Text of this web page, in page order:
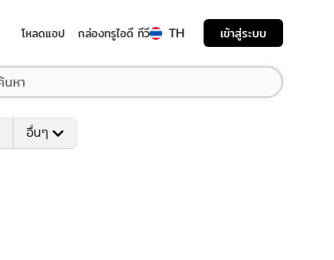
โหลดแอป กล่องทรูไอดี ทีวี TH เข้าสู่ระบบ
อื่นๆ